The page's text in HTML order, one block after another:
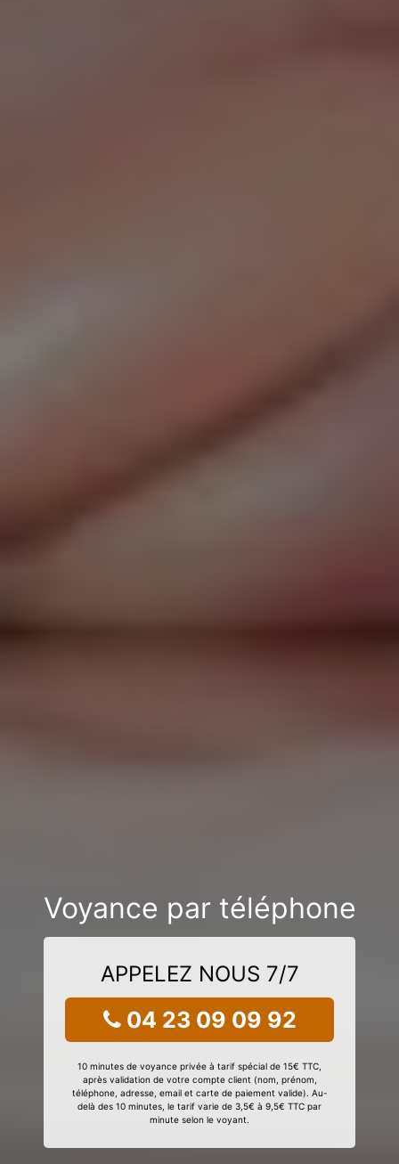
Voyance par téléphone
APPELEZ NOUS 7/7
04 23 09 09 92
10 minutes de voyance privée à tarif spécial de 15€ TTC,
après validation de votre compte client (nom, prénom,
téléphone, adresse, email et carte de paiement valide). Au-
delà des 10 minutes, le tarif varie de 3,5€ à 9,5€ TTC par
minute selon le voyant.